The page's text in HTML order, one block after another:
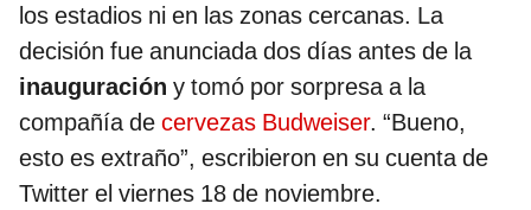
los estadios ni en las zonas cercanas. La
decisión fue anunciada dos días antes de la
inauguración y tomó por sorpresa a la
compañía de cervezas Budweiser. “Bueno,
esto es extraño”, escribieron en su cuenta de
Twitter el viernes 18 de noviembre.